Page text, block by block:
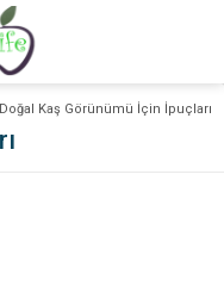
Kaş Görünümü İçin İpuçları